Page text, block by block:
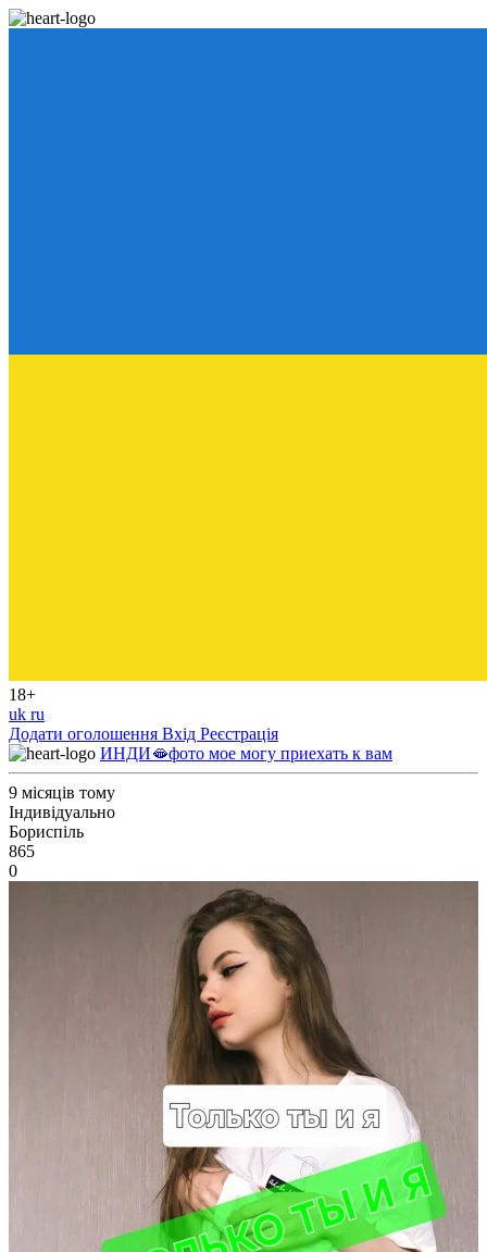
18+
uk ru
Додати оголошення Вхід Реєстрація
ИНДИ🫦фото мое могу приехать к вам
9 місяців тому
Індивідуально
Бориспіль
865
0